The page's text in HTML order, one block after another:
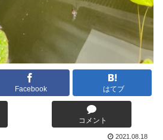
Facebook はてブ
コメント
2021.08.18